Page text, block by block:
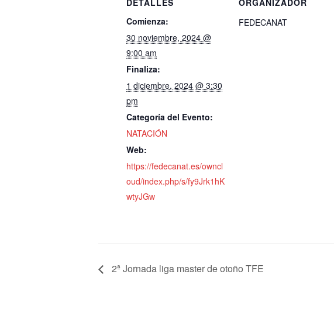
Comienza:
30 noviembre, 2024 @
9:00 am
Finaliza:
1 diciembre, 2024 @ 3:30
pm
Categoría del Evento:
NATACIÓN
Web:
https://fedecanat.es/owncl
oud/index.php/s/fy9Jrk1hK
wtyJGw
FEDECANAT
2ª Jornada liga master de otoño TFE